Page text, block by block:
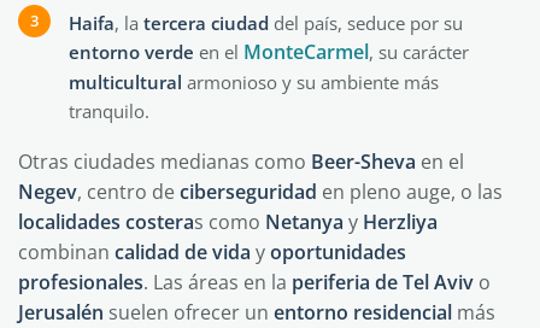
Haifa, la tercera ciudad del país, seduce por su
entorno verde en el MonteCarmel, su carácter
multicultural armonioso y su ambiente más
tranquilo.
Otras ciudades medianas como Beer-Sheva en el
Negev, centro deciberseguridad en pleno auge, o las
localidades costeras como Netanya y Herzliya
combinan calidad de vida yoportunidades
profesionales. Las áreas en la periferia de Tel Aviv o
Jerusalén suelen ofrecer un entorno residencial más